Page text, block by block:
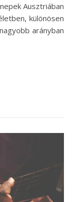
Ausztriában
különösen
arányban